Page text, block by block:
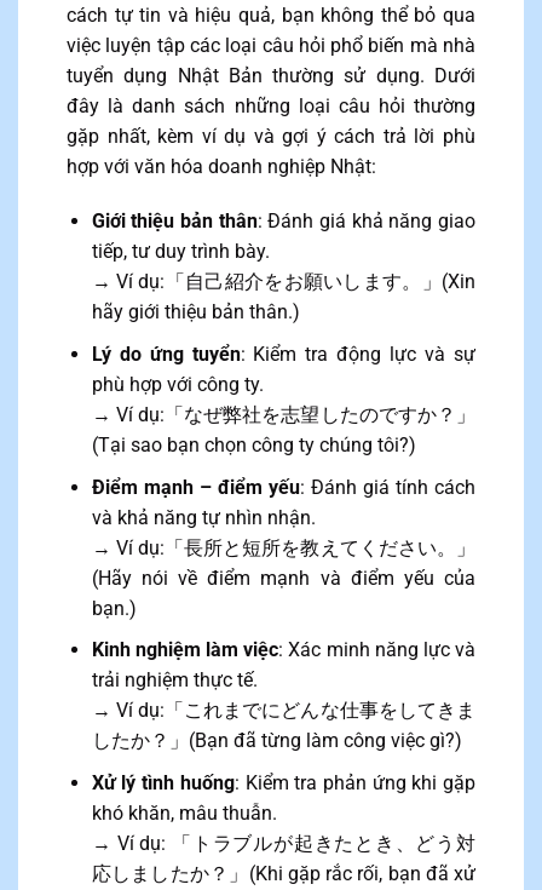
cách tự tin và hiệu quả, bạn không thể bỏ qua
việc luyện tập các loại câu hỏi phổ biến mà nhà
tuyển dụng Nhật Bản thường sử dụng. Dưới
đây là danh sách những loại câu hỏi thường
gặp nhất, kèm ví dụ và gợi ý cách trả lời phù
hợp với văn hóa doanh nghiệp Nhật:
Giới thiệu bản thân: Đánh giá khả năng giao
tiếp, tư duy trình bày.
→ Ví dụ:「自己紹介をお願いします。」(Xin
hãy giới thiệu bản thân.)
Lý do ứng tuyển: Kiểm tra động lực và sự
phù hợp với công ty.
→ Ví dụ:「なぜ弊社を志望したのですか？」
(Tại sao bạn chọn công ty chúng tôi?)
Điểm mạnh – điểm yếu: Đánh giá tính cách
và khả năng tự nhìn nhận.
→ Ví dụ:「長所と短所を教えてください。」
(Hãy nói về điểm mạnh và điểm yếu của
bạn.)
Kinh nghiệm làm việc: Xác minh năng lực và
trải nghiệm thực tế.
→ Ví dụ:「これまでにどんな仕事をしてきま
したか？」(Bạn đã từng làm công việc gì?)
Xử lý tình huống: Kiểm tra phản ứng khi gặp
khó khăn, mâu thuẫn.
→ Ví dụ: 「トラブルが起きたとき、どう対
応しましたか？」(Khi gặp rắc rối, bạn đã xử